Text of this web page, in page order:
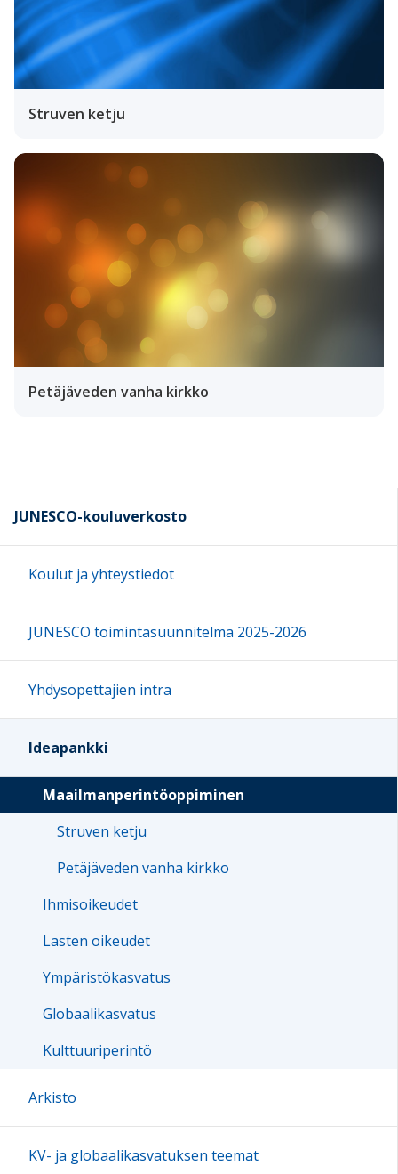
Struven ketju
Petäjäveden vanha kirkko
JUNESCO-kouluverkosto
Koulut ja yhteystiedot
JUNESCO toimintasuunnitelma 2025-2026
Yhdysopettajien intra
Ideapankki
Maailmanperintöoppiminen
Struven ketju
Petäjäveden vanha kirkko
Ihmisoikeudet
Lasten oikeudet
Ympäristökasvatus
Globaalikasvatus
Kulttuuriperintö
Arkisto
KV- ja globaalikasvatuksen teemat